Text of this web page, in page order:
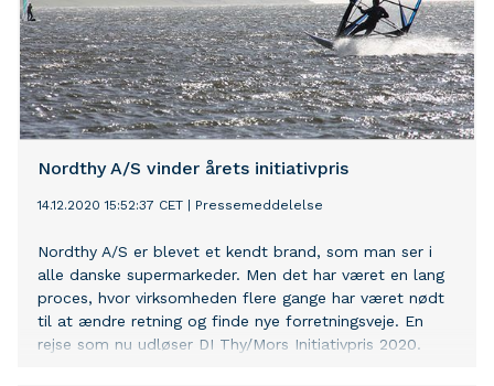
Nordthy A/S vinder årets initiativpris
14.12.2020 15:52:37 CET Pressemeddelelse
Nordthy A/S er blevet et kendt brand, som man ser i
alle danske supermarkeder. Men det har været en lang
proces, hvor virksomheden flere gange har været nødt
til at ændre retning og finde nye forretningsveje. En
rejse som nu udløser DI Thy/Mors Initiativpris 2020.